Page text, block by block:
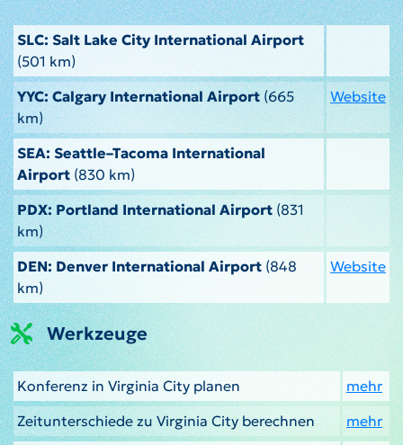
SLC: Salt Lake City International Airport
(501 km)
YYC: Calgary International Airport(665
km)
Website
SEA: Seattle–Tacoma International
Airport (830 km)
PDX: Portland International Airport(831
km)
DEN: Denver International Airport (848
km)
Website
Werkzeuge
Konferenz in Virginia City planen
mehr
Zeitunterschiede zu Virginia City berechnen
mehr